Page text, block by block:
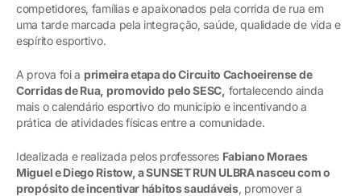
competidores, famílias e apaixonados pela corrida de rua em
uma tarde marcada pela integração, saúde, qualidade de vida e
espírito esportivo.
A prova foi a primeira etapa do Circuito Cachoeirense de
Corridas de Rua, promovido pelo SESC, fortalecendo ainda
mais o calendário esportivo do município e incentivando a
prática de atividades físicas entre a comunidade.
Idealizada e realizada pelos professores Fabiano Moraes
Miguel e Diego Ristow, a SUNSET RUN ULBRA nasceu com o
propósito de incentivar hábitos saudáveis, promover a